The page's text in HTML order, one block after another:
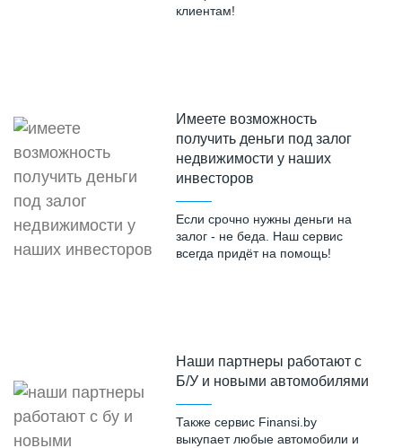
клиентам!
Имеете возможность
получить деньги под залог
недвижимости у наших
инвесторов
Если срочно нужны деньги на
залог - не беда. Наш сервис
всегда придёт на помощь!
Наши партнеры работают с
Б/У и новыми автомобилями
Также сервис Finansi.by
выкупает любые автомобили и